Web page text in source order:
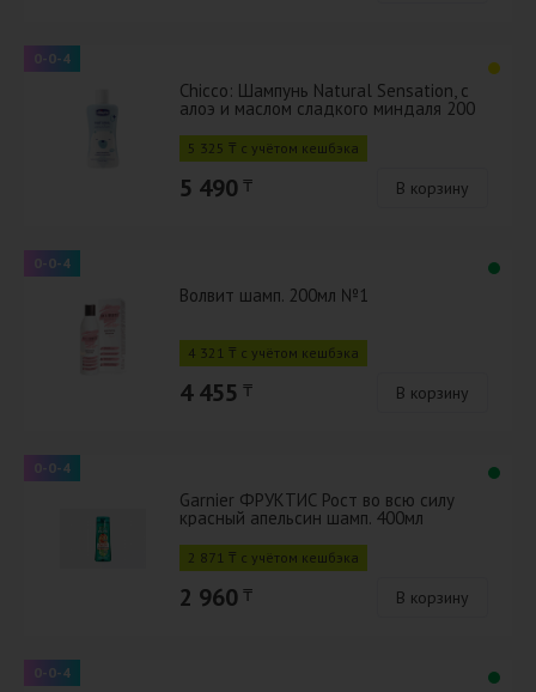
0-0-4
Chicco: Шампунь Natural Sensation, с
алоэ и маслом сладкого миндаля 200
5 325 ₸ с учётом кешбэка
5 490 ₸ В корзину
0-0-4
Волвит шамп. 200мл №1
4 321 ₸ с учётом кешбэка
4 455 ₸ В корзину
0-0-4
Garnier ФРУКТИС Рост во всю силу
красный апельсин шамп. 400мл
2 871 ₸ с учётом кешбэка
2 960 ₸ В корзину
0-0-4